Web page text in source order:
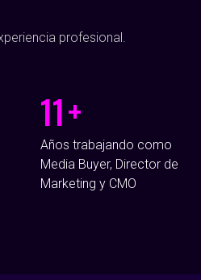
profesional.
11+
Años trabajando como
Media Buyer, Director de
Marketing y CMO